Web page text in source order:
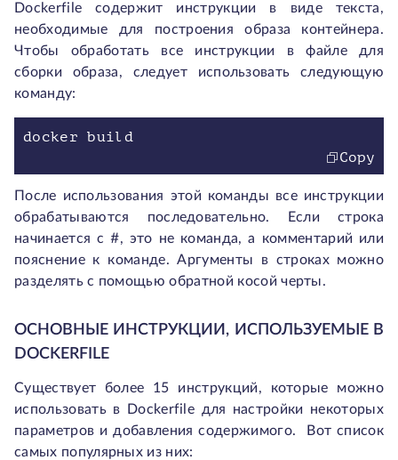
Dockerfile содержит инструкции в виде текста,
необходимые для построения образа контейнера.
Чтобы обработать все инструкции в файле для
сборки образа, следует использовать следующую
команду:
docker build
Copy
После использования этой команды все инструкции
обрабатываются последовательно. Если строка
начинается с #, это не команда, а комментарий или
пояснение к команде. Аргументы в строках можно
разделять с помощью обратной косой черты.
ОСНОВНЫЕ ИНСТРУКЦИИ, ИСПОЛЬЗУЕМЫЕ В
DOCKERFILE
Существует более 15 инструкций, которые можно
использовать в Dockerfile для настройки некоторых
параметров и добавления содержимого. Вот список
самых популярных из них: